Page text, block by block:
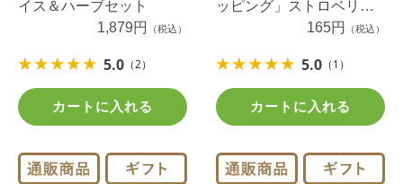
イス＆ハーブセット
1,879円
（税込）
5.0 （2）
カートに入れる
ッピング」ストロベリー
プチジャム（1セット）
165円 （税込）
5.0 （1）
カートに入れる